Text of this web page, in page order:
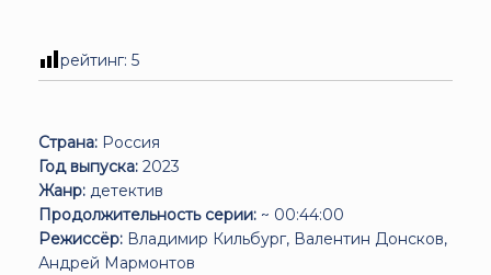
рейтинг: 5
Страна: Россия
Год выпуска: 2023
Жанр: детектив
Продолжительность серии: ~ 00:44:00
Режиссёр: Владимир Кильбург, Валентин Донсков,
Андрей Мармонтов